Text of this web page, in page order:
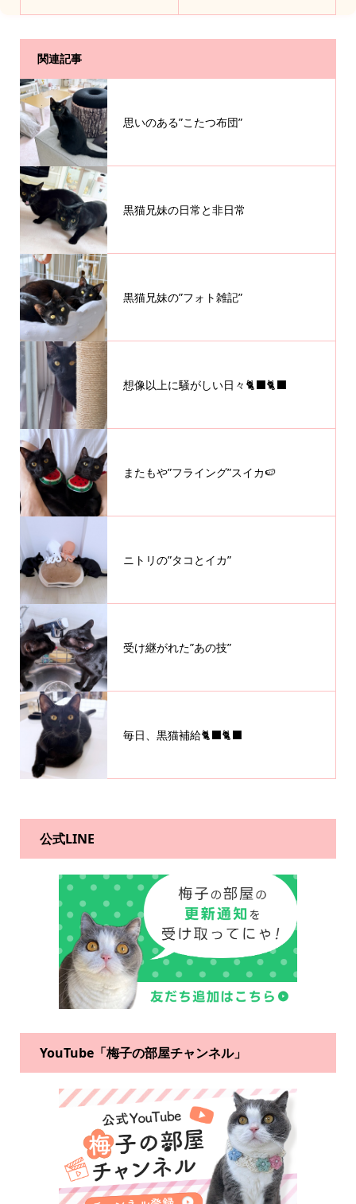
関連記事
思いのある”こたつ布団”
黒猫兄妹の日常と非日常
黒猫兄妹の”フォト雑記”
想像以上に騒がしい日々🐈‍⬛🐈‍⬛
またもや”フライング”スイカ🍉
ニトリの”タコとイカ”
受け継がれた”あの技”
毎日、黒猫補給🐈‍⬛🐈‍⬛
公式LINE
YouTube「梅子の部屋チャンネル」